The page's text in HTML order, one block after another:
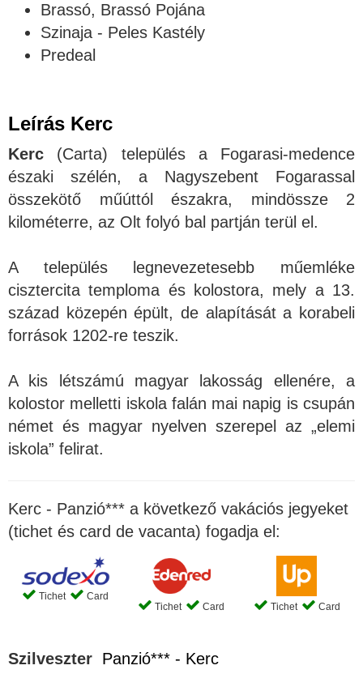
Brassó, Brassó Pojána
Szinaja - Peles Kastély
Predeal
Leírás Kerc
Kerc (Carta) település a Fogarasi-medence
északi szélén, a Nagyszebent Fogarassal
összekötő műúttól északra, mindössze 2
kilométerre, az Olt folyó bal partján terül el.
A település legnevezetesebb műemléke
cisztercita temploma és kolostora, mely a 13.
század közepén épült, de alapítását a korabeli
források 1202-re teszik.
A kis létszámú magyar lakosság ellenére, a
kolostor melletti iskola falán mai napig is csupán
német és magyar nyelven szerepel az „elemi
iskola” felirat.
Kerc - Panzió*** a következő vakációs jegyeket
(tichet és card de vacanta) fogadja el:
Tichet
Card
Tichet
Card Tichet Card
Szilveszter Panzió*** - Kerc